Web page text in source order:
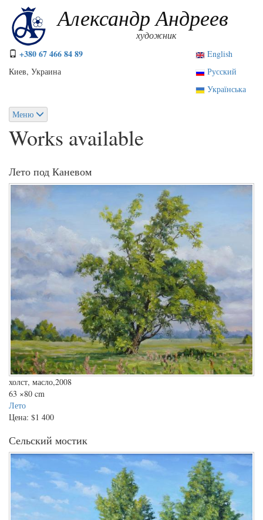
Перейти
основному
содержанию
Александр Андреев
художник
+380 67 466 84 89
Киев, Украина
English
Русский
Українська
Меню
Works available
Лето под Каневом
холст, масло,2008
63 ×80 cm
Лето
Цена: $1 400
Сельский мостик